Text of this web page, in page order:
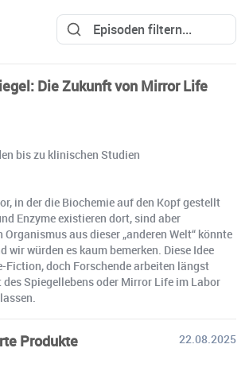
Die Zukunft von Mirror Life
bis zu klinischen Studien
in der die Biochemie auf den Kopf gestellt
Enzyme existieren dort, sind aber
Organismus aus dieser „anderen Welt“ könnte
wir würden es kaum bemerken. Diese Idee
Fiction, doch Forschende arbeiten längst
des Spiegellebens oder Mirror Life im Labor
Produkte
22.08.2025